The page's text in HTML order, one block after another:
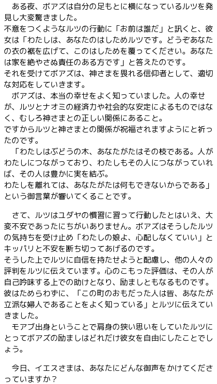
ある夜、ボアズは自分の足もとに横になっているルツを発
見し大変驚きました。
不意をつくようなルツの行動に「お前は誰だ」と訊くと、彼
女は「わたしは、あなたのはしためルツです。どうぞあなた
の衣の裾を広げて、このはしためを覆ってください。あなた
は家を絶やさぬ責任のある方です」と答えたのです。
それを受けてボアズは、神さまを畏れる信仰者として、適切
な対応をしていきます。
ボアズは、本当の幸せをよく知っていました。人の幸せ
が、ルツとナオミの経済力や社会的な安定によるものではな
く、むしろ神さまとの正しい関係にあること。
ですからルツと神さまとの関係が祝福されますようにと祈っ
たのです。
「わたしはぶどうの木、あなたがたはその枝である。人が
わたしにつながっており、わたしもその人につながっていれ
ば、その人は豊かに実を結ぶ。
わたしを離れては、あなたがたは何もできないからである」
という御言葉が響いてくることです。
さて、ルツはユダヤの慣習に習って行動したとはいえ、大
変不安であったにちがいありません。ボアズはそうしたルツ
の気持ちを受け止め「わたしの娘よ、心配しなくていい」と
キッパリと不安を断ち切ってあげるのです。
そうした上でルツに自信を持たせようと配慮し、他の人々の
評判をルツに伝えています。心のこもった評価は、その人が
自己吟味する上での助けとなり、励ましともなるものです。
彼はためらわずに、「この町のおもだった人は皆、あなたが
立派な婦人であることをよく知っている」とルツに伝えてい
きました。
モアブ出身ということで肩身の狭い思いをしていたルツに
とってボアズの励ましはどれだけ彼女を自由にしたことでし
ょう。
今日、イエスさまは、あなたにどんな御声をかけてくださ
っていますか？